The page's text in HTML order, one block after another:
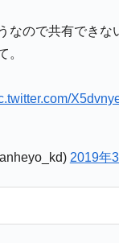
なので共有できな
。
2019年